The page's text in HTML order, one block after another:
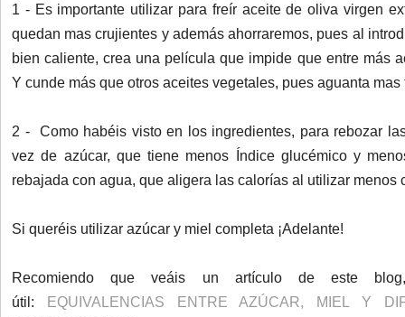
1 - Es importante utilizar para freír aceite de oliva virgen
quedan mas crujientes y además ahorraremos, pues al
bien caliente, crea una película que impide que entre más
Y cunde más que otros aceites vegetales, pues aguanta mas
2 - Como habéis visto en los ingredientes, para rebozar
vez de azúcar, que tiene menos Índice glucémico y
rebajada con agua, que aligera las calorías al utilizar menos
Si queréis utilizar azúcar y miel completa ¡Adelante!
Recomiendo que veáis un artículo de este
útil:
EQUIVALENCIAS ENTRE AZÚCAR, MIEL Y